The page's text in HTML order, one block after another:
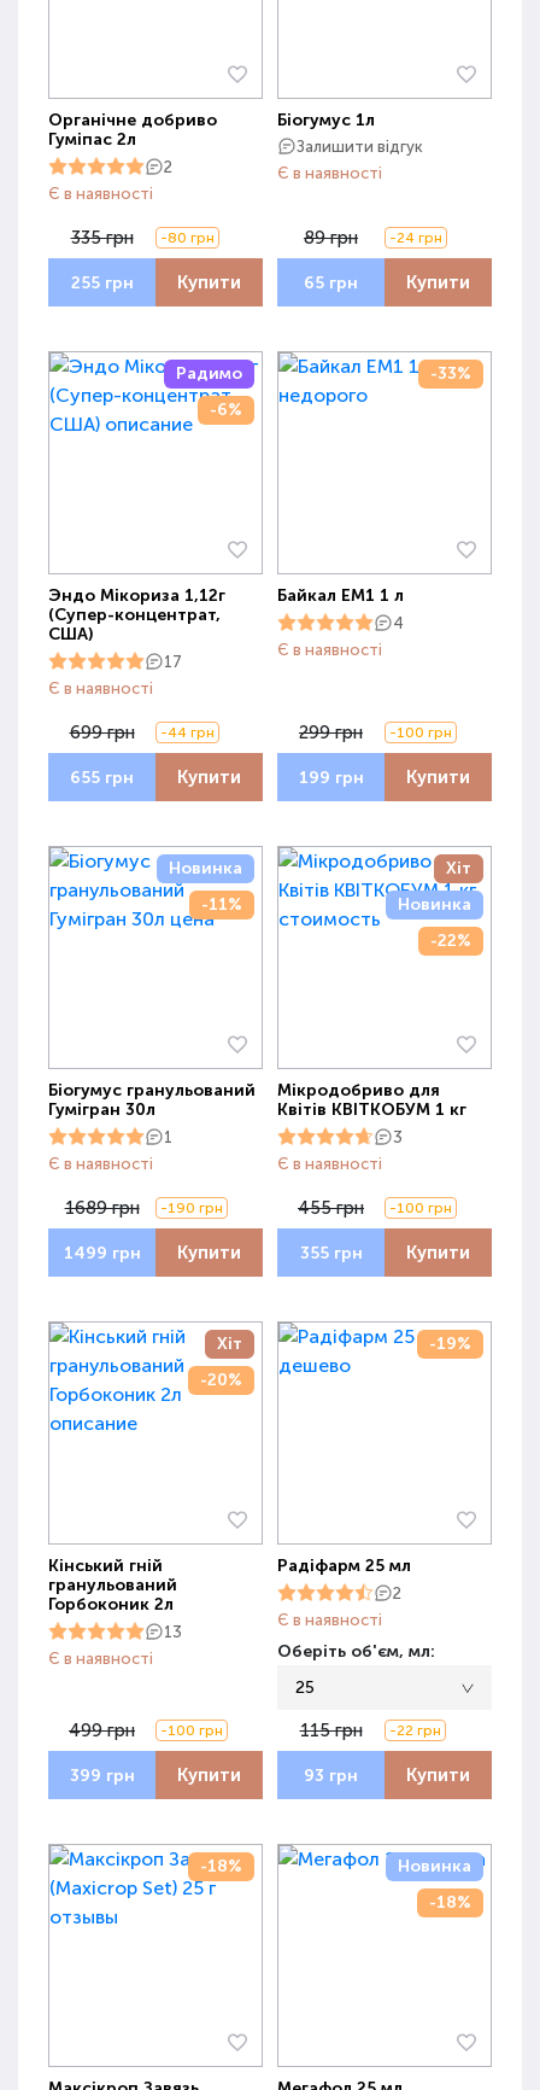
Органічне добриво
Гуміпас 2л
2
Є в наявності
335 грн -80 грн
255 грн Купити
Біогумус 1л
Залишити відгук
Є в наявності
89 грн -24 грн
65 грн Купити
Радимо
-6%
Эндо Мікориза 1,12г
(Супер-концентрат,
США)
17
Є в наявності
699 грн -44 грн
655 грн Купити
-33%
Байкал ЕМ1 1 л
4
Є в наявності
299 грн -100 грн
199 грн Купити
Новинка
-11%
Біогумус гранульований
Гумігран 30л
1
Є в наявності
1689 грн -190 грн
1499 грн Купити
Хіт
Новинка
-22%
Мікродобриво для
Квітів КВІТКОБУМ 1 кг
3
Є в наявності
455 грн -100 грн
355 грн Купити
Хіт
-20%
Кінський гній
гранульований
Горбоконик 2л
13
Є в наявності
499 грн -100 грн
399 грн Купити
-19%
Радіфарм 25 мл
2
Є в наявності
Оберіть об'єм, мл:
25
115 грн -22 грн
93 грн Купити
-18%
Новинка
-18%